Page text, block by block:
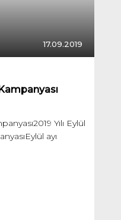
17.09.2019
Yılı Eylül
ayı